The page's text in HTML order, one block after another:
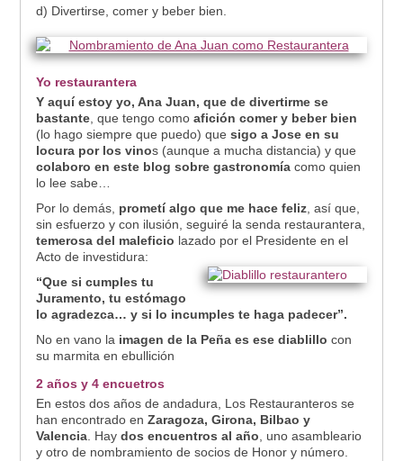
d) Divertirse, comer y beber bien.
Yo restaurantera
Y aquí estoy yo, Ana Juan, que de divertirme se
bastante, que tengo como afición comer y beber bien
(lo hago siempre que puedo) que sigo a Jose en su
locura por los vinos (aunque a mucha distancia) y que
colaboro en este blog sobre gastronomíacomo quien
lo lee sabe…
Por lo demás, prometí algo que me hace feliz, así que,
sin esfuerzo y con ilusión, seguiré la senda restaurantera,
temerosa del maleficio lazado por el Presidente en el
Acto de investidura:
“Que si cumples tu
Juramento, tu estómago
lo agradezca… y si lo incumples te haga padecer”.
No en vano la imagen de la Peña es ese diablillo con
su marmita en ebullición
2 años y 4 encuetros
En estos dos años de andadura, Los Restauranteros se
han encontrado en Zaragoza, Girona, Bilbao y
Valencia. Hay dos encuentros al año , uno asambleario
y otro de nombramiento de socios de Honor y número.